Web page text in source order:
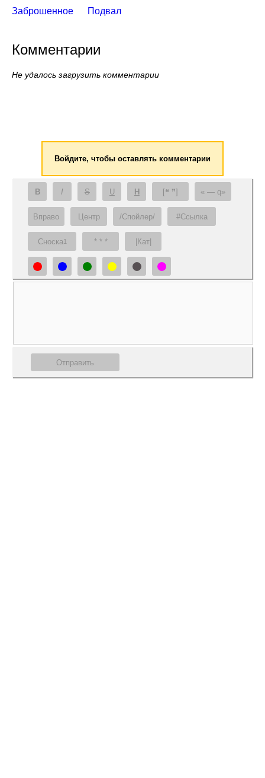
Заброшенное
Подвал
Комментарии
Не удалось загрузить комментарии
Войдите, чтобы оставлять комментарии
B I S U H [❝ ❞] — q
Вправо Центр /Спойлер/ #Ссылка
Сноска1 * * * |Кат|